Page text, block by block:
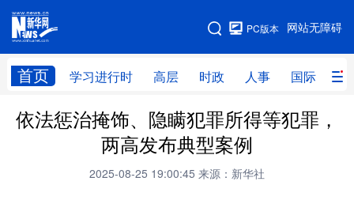
网站无障碍
PC版本
首页 学习进行时 高层 时政 人事 国际 财
网站地图
学习进行时 高层 时政 人事
财经 网评
依法惩治掩饰、隐瞒犯罪所得等犯罪，
两高发布典型案例
2025-08-25 19:00:45 来源：新华社